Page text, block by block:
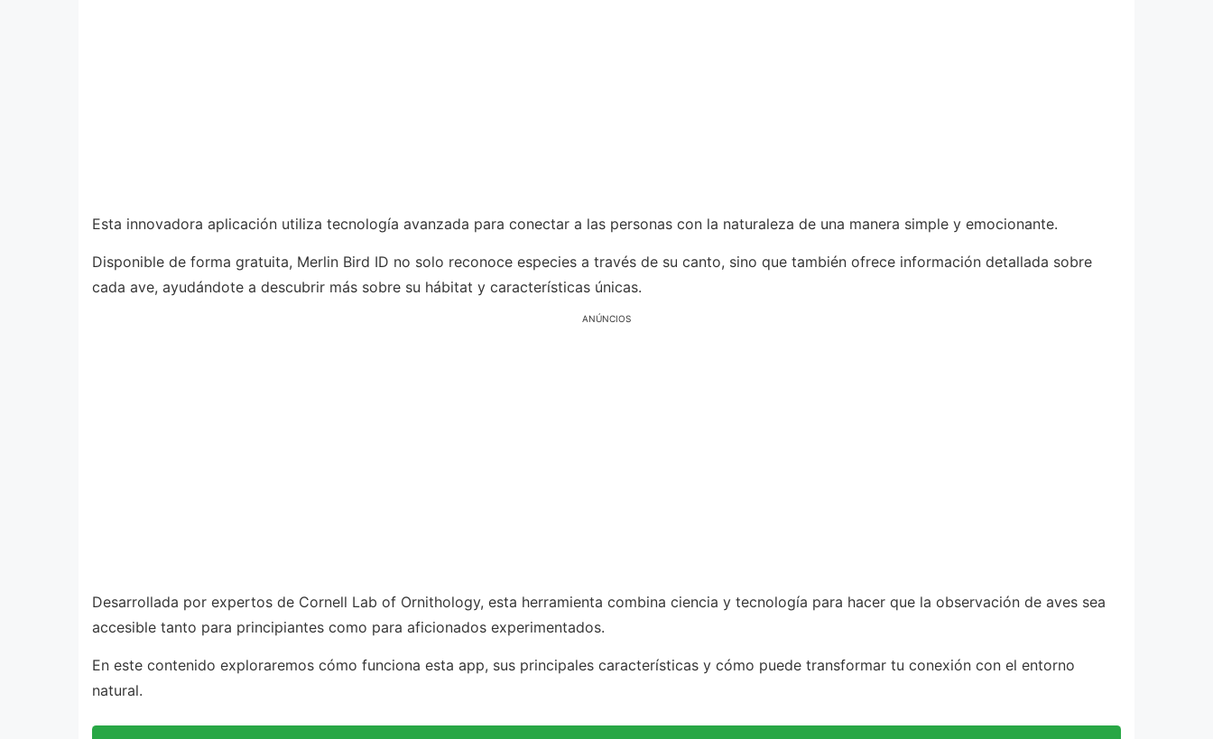
Esta innovadora aplicación utiliza tecnología avanzada para conectar a las personas con la naturaleza de una manera simple y emocionante.
Disponible de forma gratuita, Merlin Bird ID no solo reconoce especies a través de su canto, sino que también ofrece información detallada sobre
cada ave, ayudándote a descubrir más sobre su hábitat y características únicas.
ANÚNCIOS
Desarrollada por expertos de Cornell Lab of Ornithology, esta herramienta combina ciencia y tecnología para hacer que la observación de aves sea
accesible tanto para principiantes como para aficionados experimentados.
En este contenido exploraremos cómo funciona esta app, sus principales características y cómo puede transformar tu conexión con el entorno
natural.